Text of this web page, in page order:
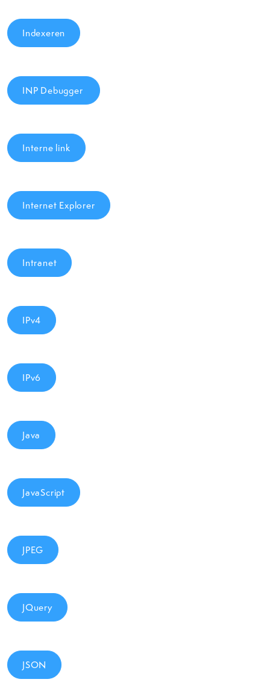
Indexeren
INP Debugger
Interne link
Internet Explorer
Intranet
IPv4
IPv6
Java
JavaScript
JPEG
JQuery
JSON